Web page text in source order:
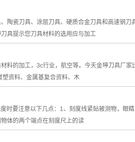
陶瓷刀具、涂层刀具、硬质合金刀具和高速钢
具提示您刀具材料的选用应与加工
料的加工，3c行业，航空等。今天金坤刀具厂
资料、金属基复合资料、木
时要注意以下几点：1、刻度线紧贴被测物，眼
体的两个端点在刻度尺上的读